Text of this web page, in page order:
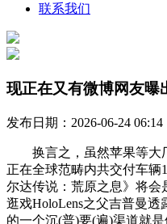
联系我们
现正在又有微博网友
发布日期：2026-06-24 06:14
换言之，虽然苹果等大
正在全球范畴内共交付车
尔达传说：荒原之息》将会
逛戏HoloLens之父吉普曼
的一个沉(普)要(遍)渠道就